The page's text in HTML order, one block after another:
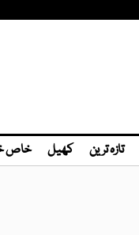
تازہ ترین کھیل خاص